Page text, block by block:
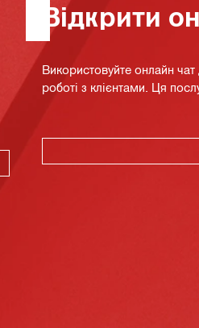
Відкрити
Використовуйте онлайн
роботі з клієнтами. Ця